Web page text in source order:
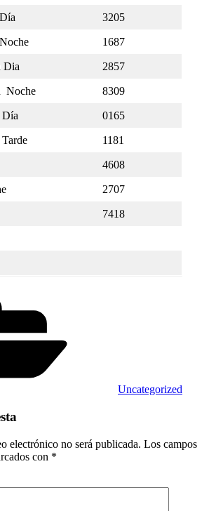
3205
1687
Dia 2857
Noche 8309
Día 0165
1181
4608
2707
7418
Uncategorized
electrónico no será publicada. Los campos
con *